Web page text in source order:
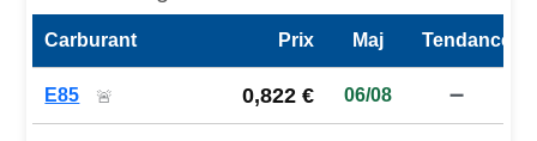
Carburant Prix Maj Tendance
E85 🚨 0,822 € 06/08 ➖